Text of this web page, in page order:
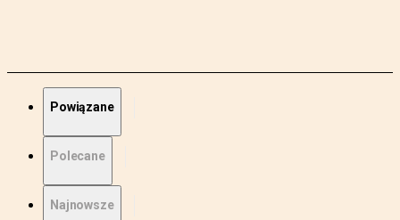
Powiązane
Polecane
Najnowsze